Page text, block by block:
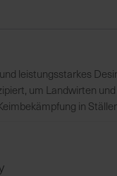
leistungsstarkes
um Landwirten
in